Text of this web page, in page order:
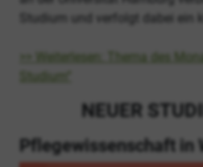
Studium und verfolgt dabei ein
>> Weiterlesen: Thema des
Studium“
NEUER
Pflegewissenschaft in